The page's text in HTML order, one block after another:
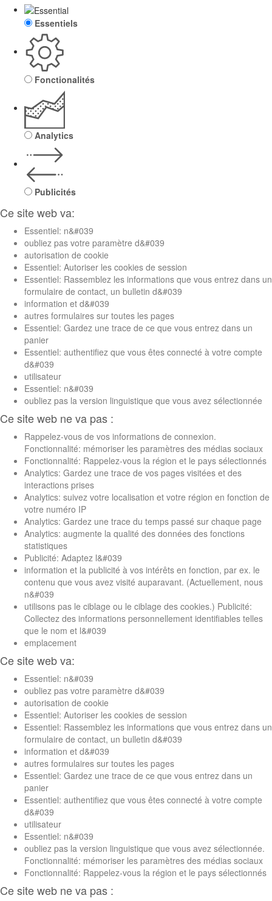
Essentiels
Fonctionalités
Analytics
Publicités
Ce site web va:
Essentiel: n&#039
oubliez pas votre paramètre d&#039
autorisation de cookie
Essentiel: Autoriser les cookies de session
Essentiel: Rassemblez les informations que vous entrez dans un
formulaire de contact, un bulletin d&#039
information et d&#039
autres formulaires sur toutes les pages
Essentiel: Gardez une trace de ce que vous entrez dans un
panier
Essentiel: authentifiez que vous êtes connecté à votre compte
d&#039
utilisateur
Essentiel: n&#039
oubliez pas la version linguistique que vous avez sélectionnée
Ce site web ne va pas :
Rappelez-vous de vos informations de connexion.
Fonctionnalité: mémoriser les paramètres des médias sociaux
Fonctionnalité: Rappelez-vous la région et le pays sélectionnés
Analytics: Gardez une trace de vos pages visitées et des
interactions prises
Analytics: suivez votre localisation et votre région en fonction de
votre numéro IP
Analytics: Gardez une trace du temps passé sur chaque page
Analytics: augmente la qualité des données des fonctions
statistiques
Publicité: Adaptez l&#039
information et la publicité à vos intérêts en fonction, par ex. le
contenu que vous avez visité auparavant. (Actuellement, nous
n&#039
utilisons pas le ciblage ou le ciblage des cookies.) Publicité:
Collectez des informations personnellement identifiables telles
que le nom et l&#039
emplacement
Ce site web va:
Essentiel: n&#039
oubliez pas votre paramètre d&#039
autorisation de cookie
Essentiel: Autoriser les cookies de session
Essentiel: Rassemblez les informations que vous entrez dans un
formulaire de contact, un bulletin d&#039
information et d&#039
autres formulaires sur toutes les pages
Essentiel: Gardez une trace de ce que vous entrez dans un
panier
Essentiel: authentifiez que vous êtes connecté à votre compte
d&#039
utilisateur
Essentiel: n&#039
oubliez pas la version linguistique que vous avez sélectionnée.
Fonctionnalité: mémoriser les paramètres des médias sociaux
Fonctionnalité: Rappelez-vous la région et le pays sélectionnés
Ce site web ne va pas :